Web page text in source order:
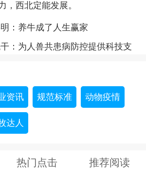
，西北定能发展。
：养牛成了人生赢家
：为人兽共患病防控提供科技支
资讯 规范标准 动物疫情
达人
热门点击 推荐阅读